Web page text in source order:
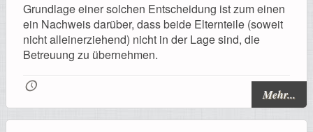
Grundlage einer solchen Entscheidung ist zum einen
ein Nachweis darüber, dass beide Elternteile (soweit
nicht alleinerziehend) nicht in der Lage sind, die
Betreuung zu übernehmen.
🕔 Mehr...